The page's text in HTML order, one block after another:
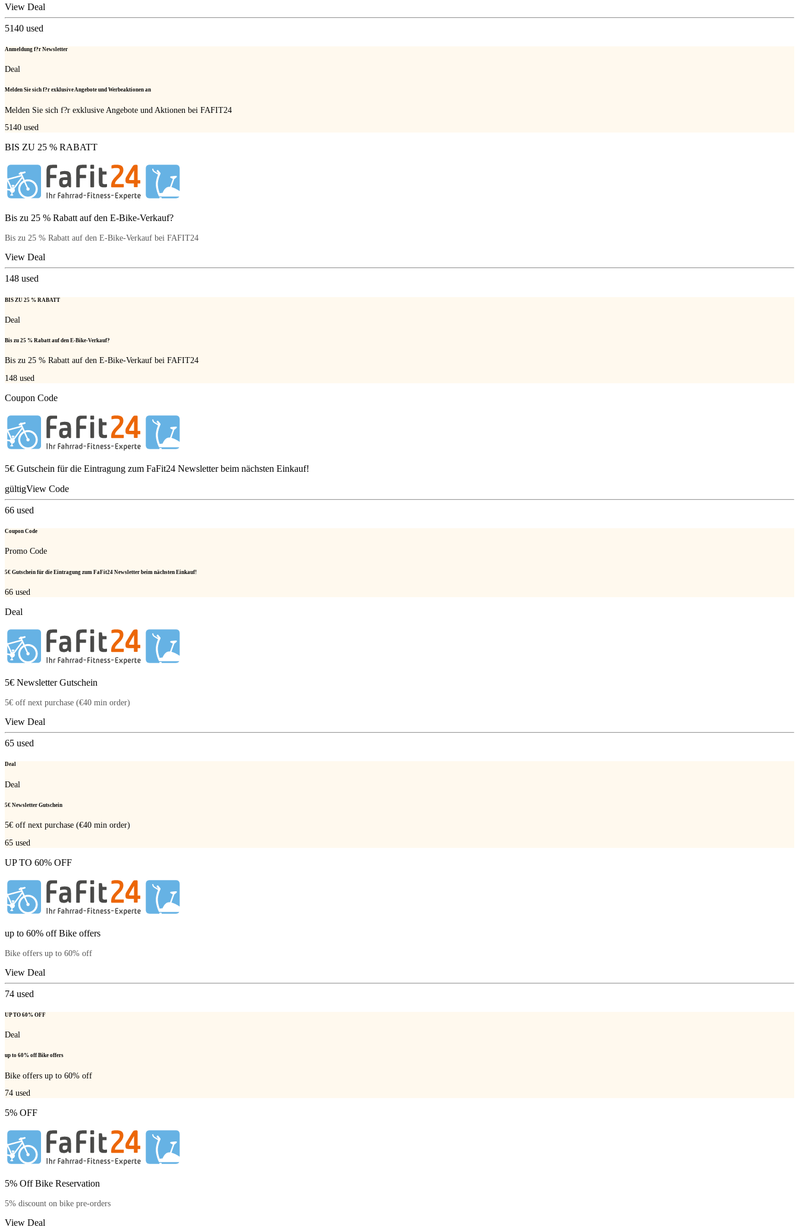
View Deal
5140 used
Anmeldung f?r Newsletter
Deal
Melden Sie sich f?r exklusive Angebote und Werbeaktionen an
Melden Sie sich f?r exklusive Angebote und Aktionen bei FAFIT24
5140 used
BIS ZU 25 % RABATT
Bis zu 25 % Rabatt auf den E-Bike-Verkauf?
Bis zu 25 % Rabatt auf den E-Bike-Verkauf bei FAFIT24
View Deal
148 used
BIS ZU 25 % RABATT
Deal
Bis zu 25 % Rabatt auf den E-Bike-Verkauf?
Bis zu 25 % Rabatt auf den E-Bike-Verkauf bei FAFIT24
148 used
Coupon Code
5€ Gutschein für die Eintragung zum FaFit24 Newsletter beim nächsten Einkauf!
gültigView Code
66 used
Coupon Code
Promo Code
5€ Gutschein für die Eintragung zum FaFit24 Newsletter beim nächsten Einkauf!
66 used
Deal
5€ Newsletter Gutschein
5€ off next purchase (€40 min order)
View Deal
65 used
Deal
Deal
5€ Newsletter Gutschein
5€ off next purchase (€40 min order)
65 used
UP TO 60% OFF
up to 60% off Bike offers
Bike offers up to 60% off
View Deal
74 used
UP TO 60% OFF
Deal
up to 60% off Bike offers
Bike offers up to 60% off
74 used
5% OFF
5% Off Bike Reservation
5% discount on bike pre-orders
View Deal